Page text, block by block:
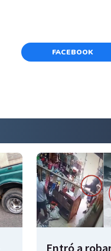
FACEBOOK
Entró a